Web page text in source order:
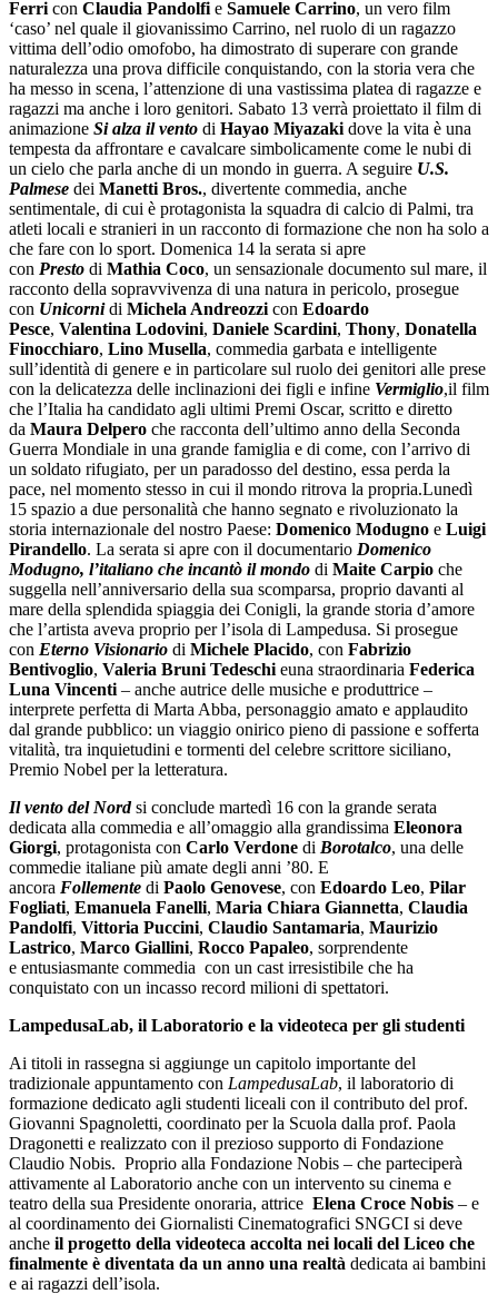
Ferri con Claudia Pandolfi e Samuele Carrino, un vero film
‘caso’ nel quale il giovanissimo Carrino, nel ruolo di un ragazzo
vittima dell’odio omofobo, ha dimostrato di superare con grande
naturalezza una prova difficile conquistando, con la storia vera che
ha messo in scena, l’attenzione di una vastissima platea di ragazze e
ragazzi ma anche i loro genitori. Sabato 13 verrà proiettato il film di
animazione Si alza il vento di Hayao Miyazaki dove la vita è una
tempesta da affrontare e cavalcare simbolicamente come le nubi di
un cielo che parla anche di un mondo in guerra. A seguire U.S.
Palmese dei Manetti Bros., divertente commedia, anche
sentimentale, di cui è protagonista la squadra di calcio di Palmi, tra
atleti locali e stranieri in un racconto di formazione che non ha solo a
che fare con lo sport. Domenica 14 la serata si apre
con Presto di Mathia Coco, un sensazionale documento sul mare, il
racconto della sopravvivenza di una natura in pericolo, prosegue
con Unicornidi Michela Andreozzi con Edoardo
Pesce, Valentina Lodovini, Daniele Scardini, Thony, Donatella
Finocchiaro, Lino Musella, commedia garbata e intelligente
sull’identità di genere e in particolare sul ruolo dei genitori alle prese
con la delicatezza delle inclinazioni dei figli e infine Vermiglio,il film
che l’Italia ha candidato agli ultimi Premi Oscar, scritto e diretto
da Maura Delpero che racconta dell’ultimo anno della Seconda
Guerra Mondiale in una grande famiglia e di come, con l’arrivo di
un soldato rifugiato, per un paradosso del destino, essa perda la
pace, nel momento stesso in cui il mondo ritrova la propria.Lunedì
15 spazio a due personalità che hanno segnato e rivoluzionato la
storia internazionale del nostro Paese: Domenico Modugno e Luigi
Pirandello. La serata si apre con il documentario Domenico
Modugno, l’italiano che incantò il mondo di Maite Carpio che
suggella nell’anniversario della sua scomparsa, proprio davanti al
mare della splendida spiaggia dei Conigli, la grande storia d’amore
che l’artista aveva proprio per l’isola di Lampedusa. Si prosegue
con Eterno Visionario di Michele Placido, con Fabrizio
Bentivoglio, Valeria Bruni Tedeschi euna straordinaria Federica
Luna Vincenti – anche autrice delle musiche e produttrice –
interprete perfetta di Marta Abba, personaggio amato e applaudito
dal grande pubblico: un viaggio onirico pieno di passione e sofferta
vitalità, tra inquietudini e tormenti del celebre scrittore siciliano,
Premio Nobel per la letteratura.
Il vento del Nordsi conclude martedì 16 con la grande serata
dedicata alla commedia e all’omaggio alla grandissima Eleonora
Giorgi, protagonista con Carlo Verdone di Borotalco, una delle
commedie italiane più amate degli anni ’80. E
ancora Follemente di Paolo Genovese, con Edoardo Leo, Pilar
Fogliati, Emanuela Fanelli, Maria Chiara Giannetta, Claudia
Pandolfi, Vittoria Puccini, Claudio Santamaria, Maurizio
Lastrico, Marco Giallini, Rocco Papaleo, sorprendente
e entusiasmante commedia con un cast irresistibile che ha
conquistato con un incasso record milioni di spettatori.
LampedusaLab, il Laboratorio e la videoteca per gli studenti
Ai titoli in rassegna si aggiunge un capitolo importante del
tradizionale appuntamento con LampedusaLab, il laboratorio di
formazione dedicato agli studenti liceali con il contributo del prof.
Giovanni Spagnoletti, coordinato per la Scuola dalla prof. Paola
Dragonetti e realizzato con il prezioso supporto di Fondazione
Claudio Nobis. Proprio alla Fondazione Nobis – che parteciperà
attivamente al Laboratorio anche con un intervento su cinema e
teatro della sua Presidente onoraria, attrice Elena Croce Nobis – e
al coordinamento dei Giornalisti Cinematografici SNGCI si deve
anche il progetto della videoteca accolta nei locali del Liceo che
finalmente è diventata da un anno una realtà dedicata ai bambini
e ai ragazzi dell’isola.